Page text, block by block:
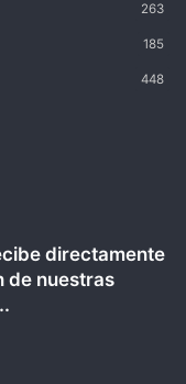
263
185
448
directamente
de nuestras